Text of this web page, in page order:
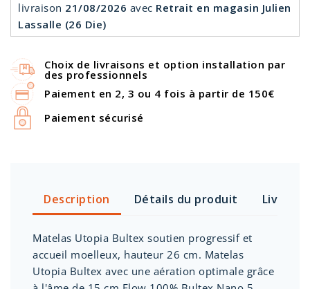
livraison 21/08/2026 avec Retrait en magasin Julien
Lassalle (26 Die)
Choix de livraisons et option installation par
des professionnels
Paiement en 2, 3 ou 4 fois à partir de 150€
Paiement sécurisé
Description Détails du produit
Matelas Utopia Bultex soutien progressif et
accueil moelleux, hauteur 26 cm. Matelas
Utopia Bultex avec une aération optimale grâce